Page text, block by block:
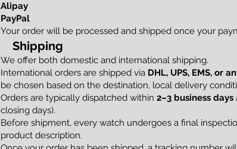
Alipay
PayPal
Your order will be processed and shipped once your
Shipping
We offer both domestic and international shipping.
International orders are shipped via DHL, UPS, EMS, or
be chosen based on the destination, local delivery
Orders are typically dispatched within 2–3 business days
closing days).
Before shipment, every watch undergoes a final
product description.